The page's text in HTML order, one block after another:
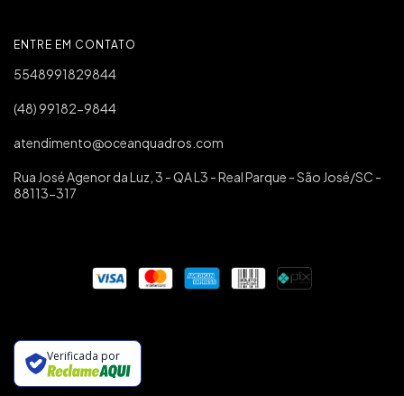
ENTRE EM CONTATO
5548991829844
(48) 99182-9844
atendimento@oceanquadros.com
Rua José Agenor da Luz, 3 - QA L3 - Real Parque - São José/SC -
88113-317
Verificada por